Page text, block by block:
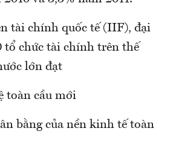
tài chính quốc tế (IIF), đại
tổ chức tài chính trên thế
lớn đạt
toàn cầu mới
bằng của nền kinh tế toàn